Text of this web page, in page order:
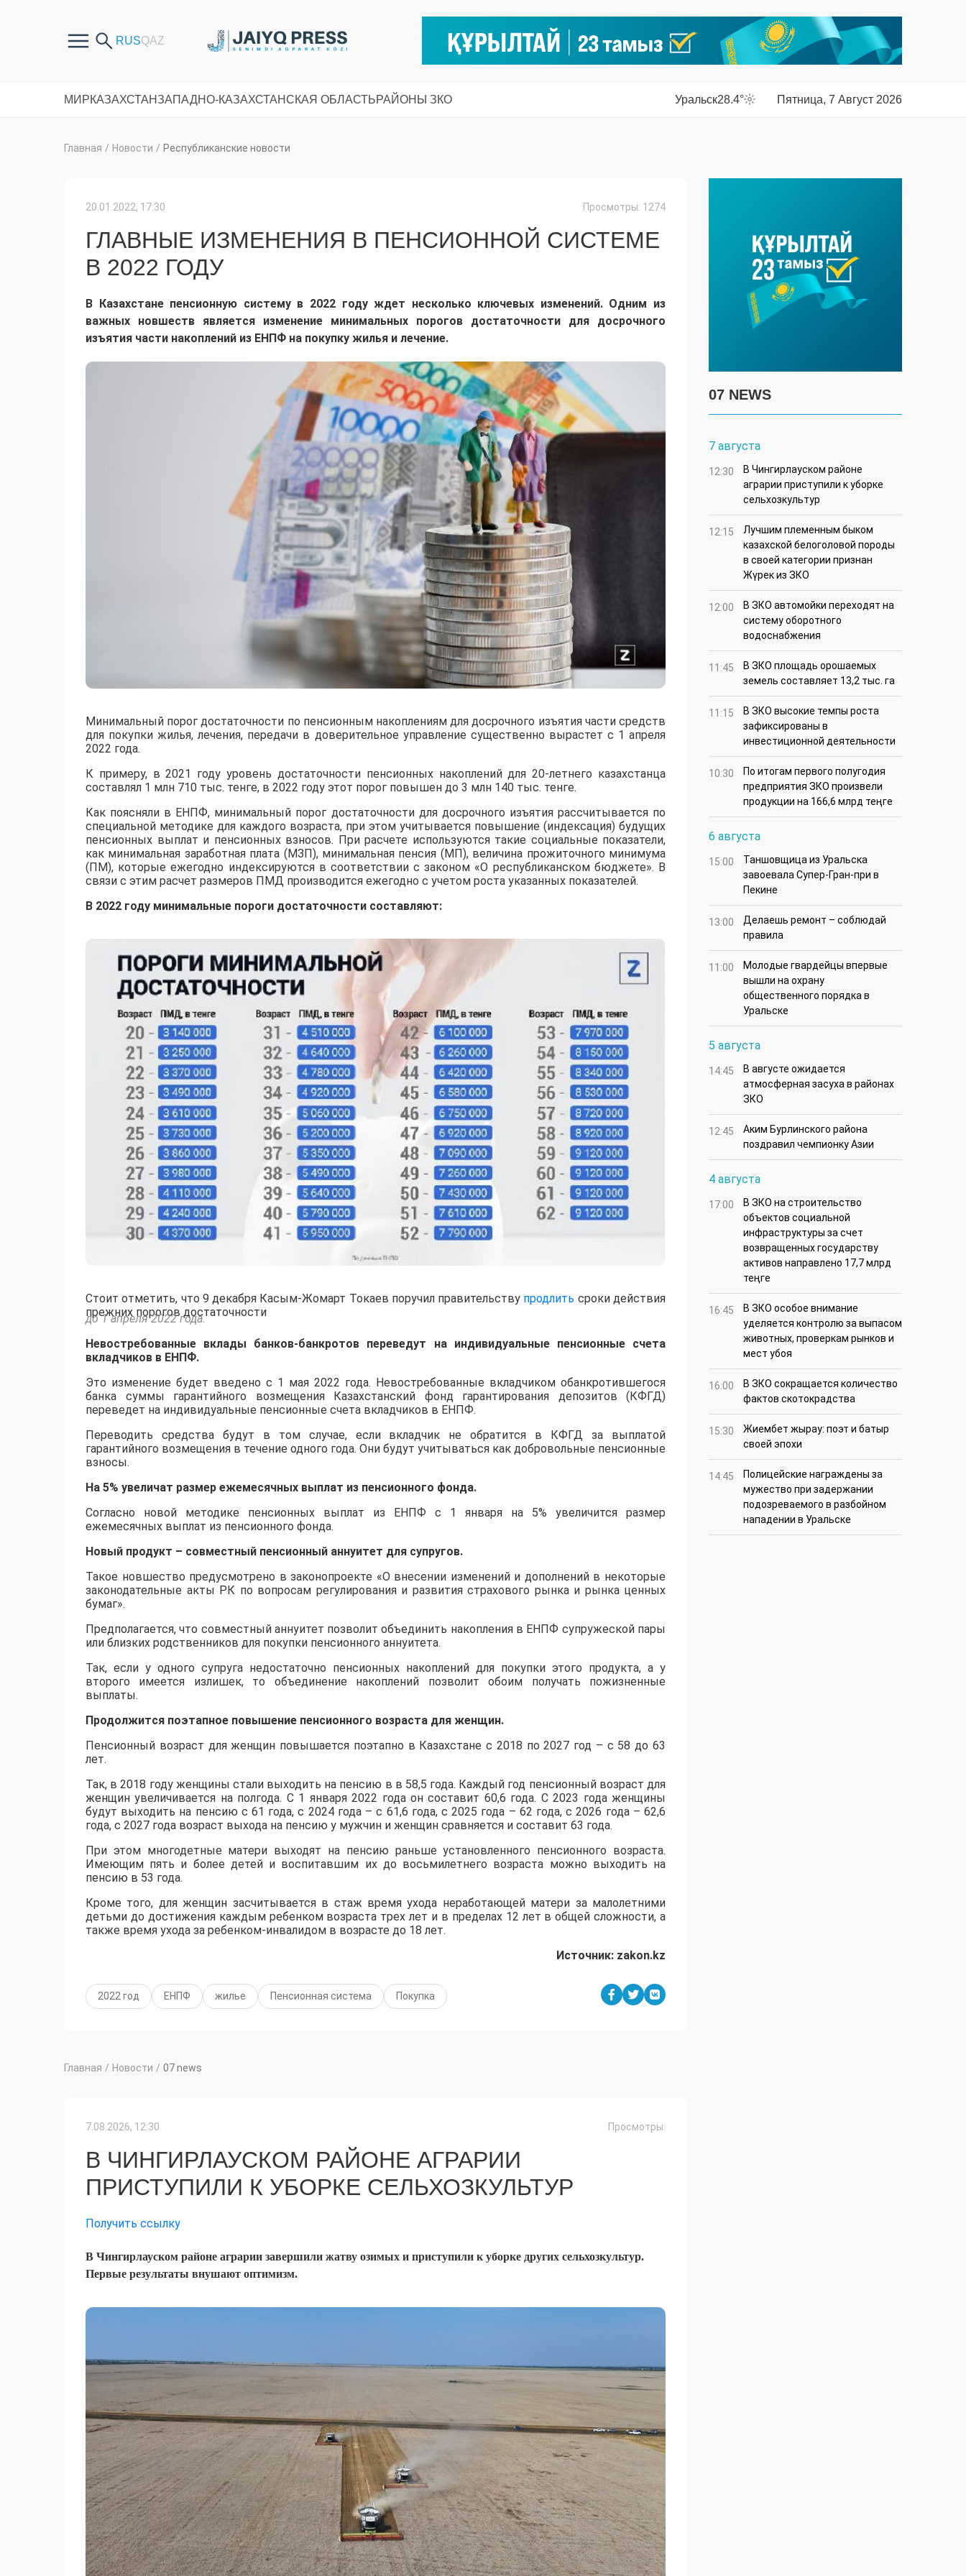
МИРКАЗАХСТАНЗАПАДНО-КАЗАХСТАНСКАЯ ОБЛАСТЬРАЙОНЫ ЗКО Уральск28.4° Пятница, 7 Август 2026
Главная / Новости / Республиканские новости
20.01.2022, 17:30 Просмотры: 1274
ГЛАВНЫЕ ИЗМЕНЕНИЯ В ПЕНСИОННОЙ СИСТЕМЕ
В 2022 ГОДУ
В Казахстане пенсионную систему в 2022 году ждет несколько ключевых изменений. Одним из
важных новшеств является изменение минимальных порогов достаточности для досрочного
изъятия части накоплений из ЕНПФ на покупку жилья и лечение.
Минимальный порог достаточности по пенсионным накоплениям для досрочного изъятия части средств
для покупки жилья, лечения, передачи в доверительное управление существенно вырастет с 1 апреля
2022 года.
К примеру, в 2021 году уровень достаточности пенсионных накоплений для 20-летнего казахстанца
составлял 1 млн 710 тыс. тенге, в 2022 году этот порог повышен до 3 млн 140 тыс. тенге.
Как поясняли в ЕНПФ, минимальный порог достаточности для досрочного изъятия рассчитывается по
специальной методике для каждого возраста, при этом учитывается повышение (индексация) будущих
пенсионных выплат и пенсионных взносов. При расчете используются такие социальные показатели,
как минимальная заработная плата (МЗП), минимальная пенсия (МП), величина прожиточного минимума
(ПМ), которые ежегодно индексируются в соответствии с законом «О республиканском бюджете». В
связи с этим расчет размеров ПМД производится ежегодно с учетом роста указанных показателей.
В 2022 году минимальные пороги достаточности составляют:
Стоит отметить, что 9 декабря Касым-Жомарт Токаев поручил правительству продлить сроки действия
прежних порогов достаточности
до 1 апреля 2022 года.
Невостребованные вклады банков-банкротов переведут на индивидуальные пенсионные счета
вкладчиков в ЕНПФ.
Это изменение будет введено с 1 мая 2022 года. Невостребованные вкладчиком обанкротившегося
банка суммы гарантийного возмещения Казахстанский фонд гарантирования депозитов (КФГД)
переведет на индивидуальные пенсионные счета вкладчиков в ЕНПФ.
Переводить средства будут в том случае, если вкладчик не обратится в КФГД за выплатой
гарантийного возмещения в течение одного года. Они будут учитываться как добровольные пенсионные
взносы.
На 5% увеличат размер ежемесячных выплат из пенсионного фонда.
Согласно новой методике пенсионных выплат из ЕНПФ с 1 января на 5% увеличится размер
ежемесячных выплат из пенсионного фонда.
Новый продукт – совместный пенсионный аннуитет для супругов.
Такое новшество предусмотрено в законопроекте «О внесении изменений и дополнений в некоторые
законодательные акты РК по вопросам регулирования и развития страхового рынка и рынка ценных
бумаг».
Предполагается, что совместный аннуитет позволит объединить накопления в ЕНПФ супружеской пары
или близких родственников для покупки пенсионного аннуитета.
Так, если у одного супруга недостаточно пенсионных накоплений для покупки этого продукта, а у
второго имеется излишек, то объединение накоплений позволит обоим получать пожизненные
выплаты.
Продолжится поэтапное повышение пенсионного возраста для женщин.
Пенсионный возраст для женщин повышается поэтапно в Казахстане с 2018 по 2027 год – с 58 до 63
лет.
Так, в 2018 году женщины стали выходить на пенсию в в 58,5 года. Каждый год пенсионный возраст для
женщин увеличивается на полгода. С 1 января 2022 года он составит 60,6 года. С 2023 года женщины
будут выходить на пенсию с 61 года, с 2024 года – с 61,6 года, с 2025 года – 62 года, с 2026 года – 62,6
года, с 2027 года возраст выхода на пенсию у мужчин и женщин сравняется и составит 63 года.
При этом многодетные матери выходят на пенсию раньше установленного пенсионного возраста.
Имеющим пять и более детей и воспитавшим их до восьмилетнего возраста можно выходить на
пенсию в 53 года.
Кроме того, для женщин засчитывается в стаж время ухода неработающей матери за малолетними
детьми до достижения каждым ребенком возраста трех лет и в пределах 12 лет в общей сложности, а
также время ухода за ребенком-инвалидом в возрасте до 18 лет.
Источник: zakon.kz
2022 год ЕНПФ жилье Пенсионная система Покупка
Главная / Новости / 07 news
7.08.2026, 12:30 Просмотры:
В ЧИНГИРЛАУСКОМ РАЙОНЕ АГРАРИИ
ПРИСТУПИЛИ К УБОРКЕ СЕЛЬХОЗКУЛЬТУР
Получить ссылку
В Чингирлауском районе аграрии завершили жатву озимых и приступили к уборке других сельхозкультур.
Первые результаты внушают оптимизм.
07 NEWS
7 августа
12:30
В Чингирлауском районе
аграрии приступили к уборке
сельхозкультур
12:15
Лучшим племенным быком
казахской белоголовой породы
в своей категории признан
Жүрек из ЗКО
12:00
В ЗКО автомойки переходят на
систему оборотного
водоснабжения
11:45
В ЗКО площадь орошаемых
земель составляет 13,2 тыс. га
11:15
В ЗКО высокие темпы роста
зафиксированы в
инвестиционной деятельности
10:30
По итогам первого полугодия
предприятия ЗКО произвели
продукции на 166,6 млрд теңге
6 августа
15:00
Таншовщица из Уральска
завоевала Супер-Гран-при в
Пекине
13:00
Делаешь ремонт – соблюдай
правила
11:00
Молодые гвардейцы впервые
вышли на охрану
общественного порядка в
Уральске
5 августа
14:45
В августе ожидается
атмосферная засуха в районах
ЗКО
12:45
Аким Бурлинского района
поздравил чемпионку Азии
4 августа
17:00
В ЗКО на строительство
объектов социальной
инфраструктуры за счет
возвращенных государству
активов направлено 17,7 млрд
теңге
16:45
В ЗКО особое внимание
уделяется контролю за выпасом
животных, проверкам рынков и
мест убоя
16:00
В ЗКО сокращается количество
фактов скотокрадства
15:30
Жиембет жырау: поэт и батыр
своей эпохи
14:45
Полицейские награждены за
мужество при задержании
подозреваемого в разбойном
нападении в Уральске